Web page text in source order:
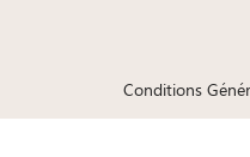
Conditions